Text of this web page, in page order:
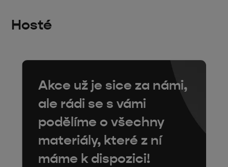
Hosté
Akce už je sice za námi,
ale rádi se s vámi
podělíme o všechny
materiály, které z ní
máme k dispozici!